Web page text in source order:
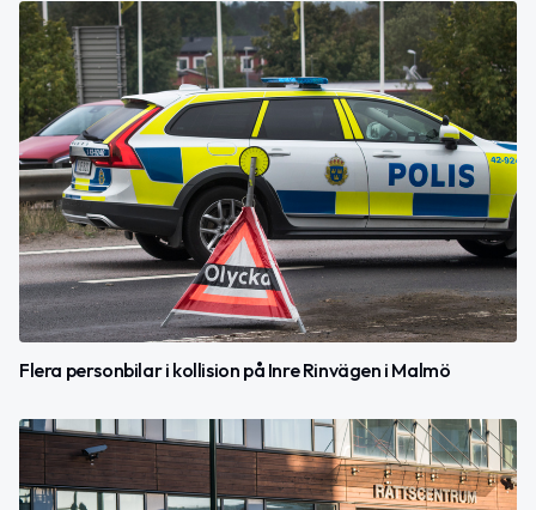
Flera personbilar i kollision på Inre Rinvägen i Malmö